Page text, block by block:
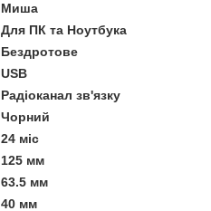
Миша
Для ПК та Ноутбука
Бездротове
USB
Радіоканал зв'язку
Чорний
24 міс
125 мм
63.5 мм
40 мм